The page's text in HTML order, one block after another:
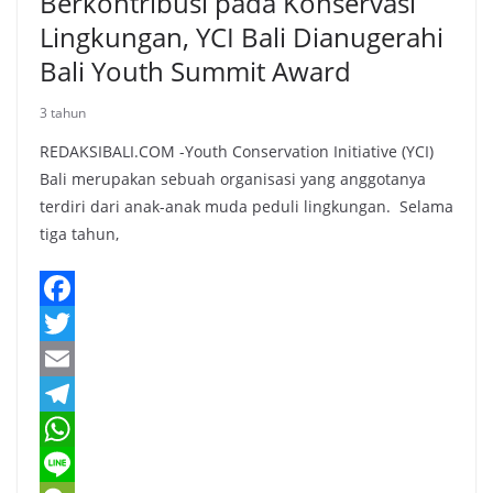
Lingkungan, YCI Bali Dianugerahi
Bali Youth Summit Award
3 tahun
REDAKSIBALI.COM -Youth Conservation Initiative (YCI)
Bali merupakan sebuah organisasi yang anggotanya
terdiri dari anak-anak muda peduli lingkungan. Selama
tiga tahun,
F
a
c
e
b
T
w
t
E
m
a
T
e
W